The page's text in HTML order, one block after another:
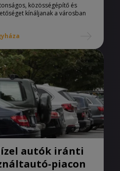
közösségépítő és
kínáljanak a városban
autók iránti
piacon